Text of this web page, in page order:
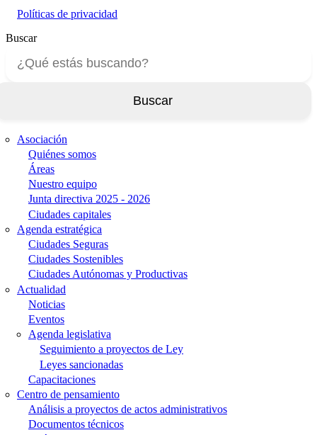
Políticas de privacidad
Buscar
Asociación
Quiénes somos
Áreas
Nuestro equipo
Junta directiva 2025 - 2026
Ciudades capitales
Agenda estratégica
Ciudades Seguras
Ciudades Sostenibles
Ciudades Autónomas y Productivas
Actualidad
Noticias
Eventos
Agenda legislativa
Seguimiento a proyectos de Ley
Leyes sancionadas
Capacitaciones
Centro de pensamiento
Análisis a proyectos de actos administrativos
Documentos técnicos